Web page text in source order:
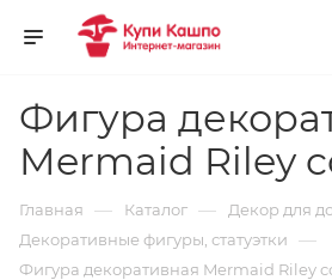
Фигура
Mermaid Riley
Главная — Каталог — Декор для
Декоративные фигуры, статуэтки —
Фигура декоративная Mermaid Riley